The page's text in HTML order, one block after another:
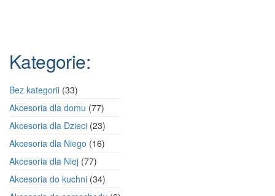
Kategorie:
Bez kategorii 3333
produkty
Akcesoria dla domu 7777
produktów
Akcesoria dla Dzieci 2323
produkty
Akcesoria dla Niego 1616
Akcesoria dla Niej 7777
produktów
Akcesoria do kuchni 3434
produkty